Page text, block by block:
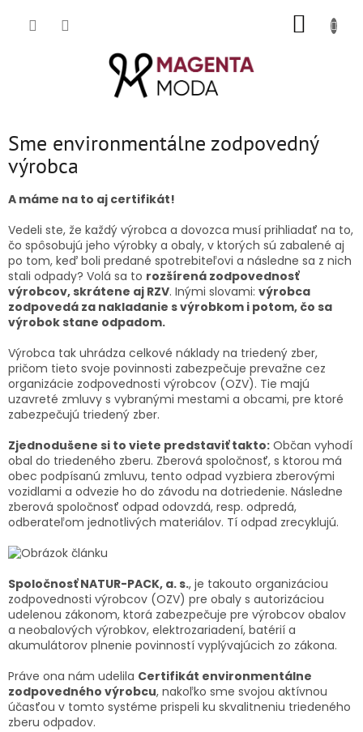
Sme environmentálne zodpovedný
výrobca
A máme na to aj certifikát!
Vedeli ste, že každý výrobca a dovozca musí prihliadať na to,
čo spôsobujú jeho výrobky a obaly, v ktorých sú zabalené aj
po tom, keď boli predané spotrebiteľovi a následne sa z nich
stali odpady? Volá sa to rozšírená zodpovednosť
výrobcov, skrátene aj RZV. Inými slovami: výrobca
zodpovedá za nakladanie s výrobkom i potom, čo sa
výrobok stane odpadom.
Výrobca tak uhrádza celkové náklady na triedený zber,
pričom tieto svoje povinnosti zabezpečuje prevažne cez
organizácie zodpovednosti výrobcov (OZV). Tie majú
uzavreté zmluvy s vybranými mestami a obcami, pre ktoré
zabezpečujú triedený zber.
Zjednodušene si to viete predstaviť takto: Občan vyhodí
obal do triedeného zberu. Zberová spoločnosť, s ktorou má
obec podpísanú zmluvu, tento odpad vyzbiera zberovými
vozidlami a odvezie ho do závodu na dotriedenie. Následne
zberová spoločnosť odpad odovzdá, resp. odpredá,
odberateľom jednotlivých materiálov. Tí odpad zrecyklujú.
Spoločnosť NATUR-PACK, a. s., je takouto organizáciou
zodpovednosti výrobcov (OZV) pre obaly s autorizáciou
udelenou zákonom, ktorá zabezpečuje pre výrobcov obalov
a neobalových výrobkov, elektrozariadení, batérií a
akumulátorov plnenie povinností vyplývajúcich zo zákona.
Práve ona nám udelila Certifikát environmentálne
zodpovedného výrobcu, nakoľko sme svojou aktívnou
účasťou v tomto systéme prispeli ku skvalitneniu triedeného
zberu odpadov.